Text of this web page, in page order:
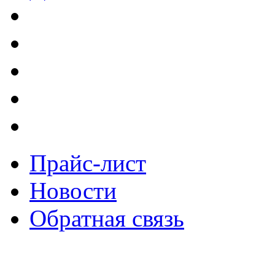
Прайс-лист
Новости
Обратная связь